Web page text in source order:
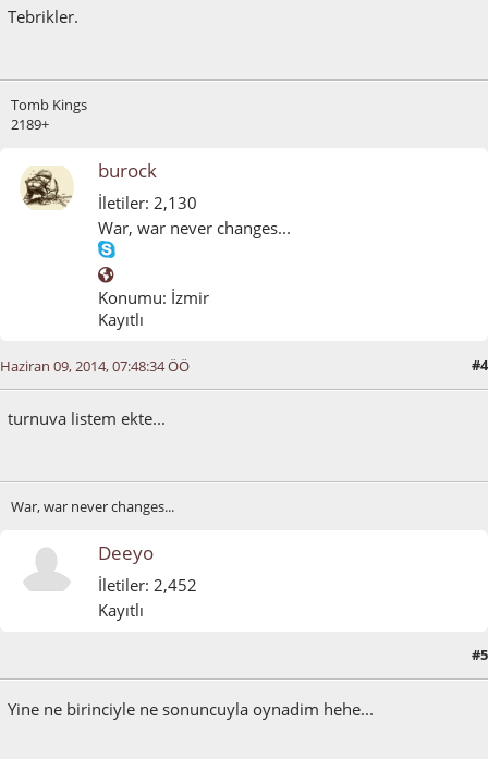
Tebrikler.
Tomb Kings
2189+
burock
İletiler: 2,130
War, war never changes...
Konumu: İzmir
Kayıtlı
Haziran 09, 2014, 07:48:34 ÖÖ #4
turnuva listem ekte...
War, war never changes...
Deeyo
İletiler: 2,452
Kayıtlı
#5
Yine ne birinciyle ne sonuncuyla oynadim hehe...